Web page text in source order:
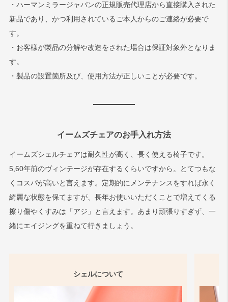
・ハーマンミラージャパンの正規販売代理店から直接購入された
新品であり、かつ利用されているご本人からのご連絡が必要で
す。
・お客様が製品の分解や改造をされた場合は保証対象外となりま
す。
・製品の設置箇所及び、使用方法が正しいことが必要です。
イームズチェアのお手入れ方法
イームズシェルチェアは耐久性が高く、長く使える椅子です。
5,60年前のヴィンテージが存在するくらいですから。とてつもな
くコスパが高いと言えます。定期的にメンテナンスをすれば永く
綺麗な状態を保てますが、長年お使いいただくことで増えてくる
擦り傷やくすみは「アジ」と言えます。あまり頑張りすぎず、一
緒にエイジングを重ねて行きましょう。
シェルについて